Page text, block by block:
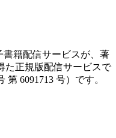
籍配信サービスが、著
た正規版配信サービスで
6091713 号）です。